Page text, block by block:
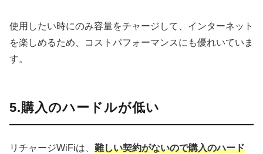
使用したい時にのみ容量をチャージして、インターネット
を楽しめるため、コストパフォーマンスにも優れいていま
す。
5.購入のハードルが低い
リチャージWiFiは、 難しい契約がないので購入のハード